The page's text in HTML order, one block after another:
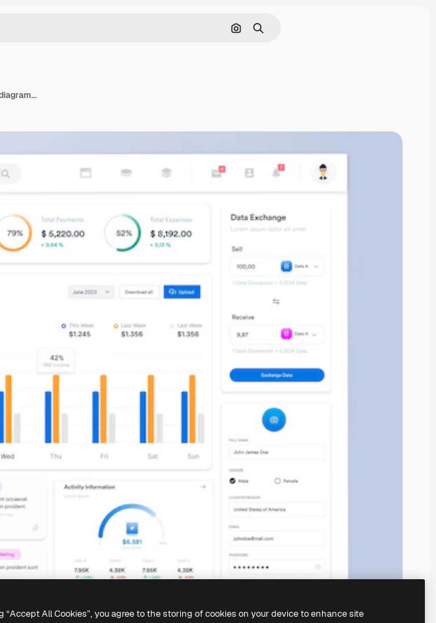
Pesquisar por imagem
Buscar
UI Infográfico painel de controle de UI design com gráficos gráficos e diagramas modelo de interface Web
“Accept All Cookies”, you agree to the storing of cookies on your device to enhance site